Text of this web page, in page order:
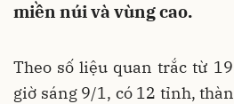
miền núi và vùng cao.
Theo số liệu quan trắc từ
giờ sáng 9/1, có 12 tỉnh,